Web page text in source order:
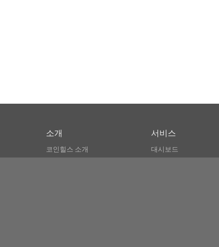
소개
코인힐스 소개
CSPA 인덱스
서비스
대시보드
비트코인 모니터